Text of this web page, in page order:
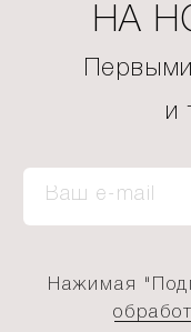
НА
и
Нажимая